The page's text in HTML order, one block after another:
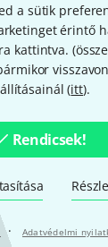
a sütik
érintő
kattintva. (
(itt).
Rendicsek!
· Adatvédelmi
amit